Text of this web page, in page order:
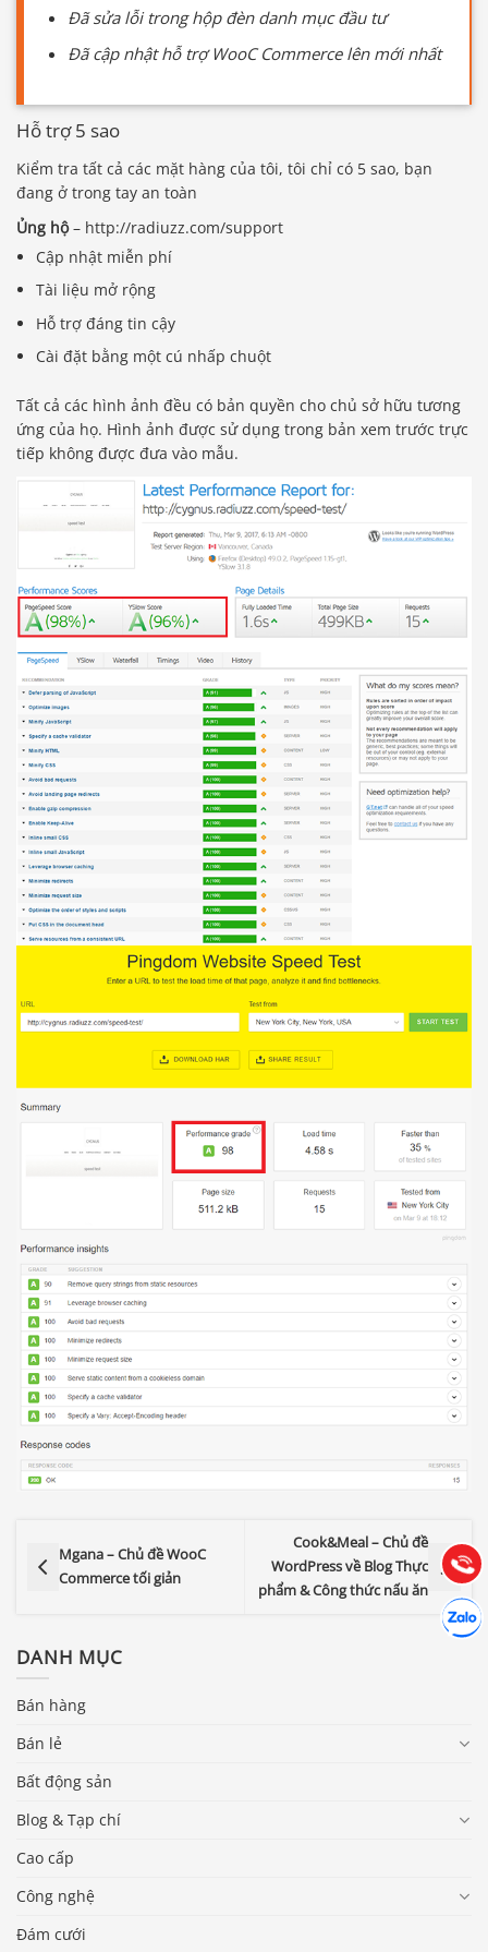
Đã sửa lỗi trong hộp đèn danh mục đầu tư
Đã cập nhật hỗ trợ WooC Commerce lên mới nhất
Hỗ trợ 5 sao
Kiểm tra tất cả các mặt hàng của tôi, tôi chỉ có 5 sao, bạn
đang ở trong tay an toàn
Ủng hộ– http://radiuzz.com/support
Cập nhật miễn phí
Tài liệu mở rộng
Hỗ trợ đáng tin cậy
Cài đặt bằng một cú nhấp chuột
Tất cả các hình ảnh đều có bản quyền cho chủ sở hữu tương
ứng của họ. Hình ảnh được sử dụng trong bản xem trước trực
tiếp không được đưa vào mẫu.
Mgana – Chủ đề WooC
Commerce tối giản
Cook&Meal – Chủ đề
WordPress về Blog Thực
phẩm & Công thức nấu ăn
DANH MỤC
Bán hàng
Bán lẻ
Bất động sản
Blog & Tạp chí
Cao cấp
Công nghệ
Đám cưới
Gọi
0903.976.769
(028) 22.166.144
Chát
Tư vấn
Hợp tác